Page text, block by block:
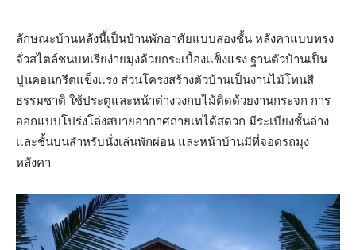
ลักษณะบ้านหลังนี้เป็นบ้านพักอาศัยแบบสองชั้น หลังคาแบบทรง
จั่วสไตล์ชนบทเรียง่ายมุงด้วยกระเบื้องแข็งแรง ฐานตัวบ้านเป็น
ปูนคอนกรีตแข็งแรง ส่วนโครงสร้างตัวบ้านเป็นงานไม้โทนสี
ธรรมชาติ ใช้ประตูและหน้าต่างวงกบไม้ติดด้วยงานกระจก การ
ออกแบบโปร่งโล่งสบายอากาศถ่ายเทได้สดวก มีระเบียงชั้นล่าง
และชั้นบนสำหรับนั่งเล่นพักผ่อน และหน้าบ้านมีที่จอดรถมุง
หลังคา